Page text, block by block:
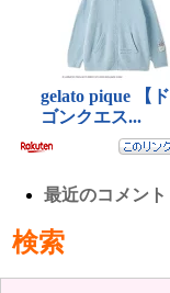
最近のコメント
検索